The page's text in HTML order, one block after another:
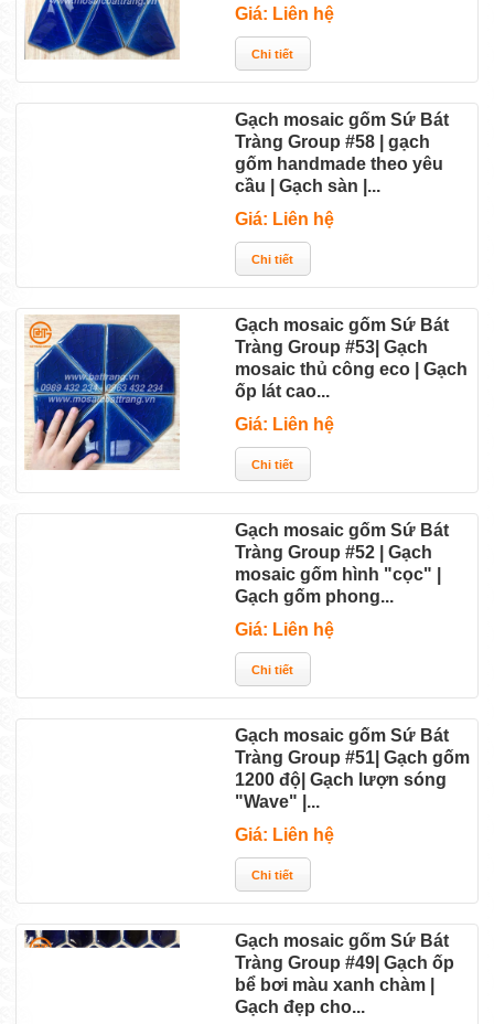
Giá: Liên hệ
Gạch mosaic gốm Sứ Bát
Tràng Group #58 | gạch
gốm handmade theo yêu
cầu | Gạch sàn |...
Giá: Liên hệ
Gạch mosaic gốm Sứ Bát
Tràng Group #53| Gạch
mosaic thủ công eco | Gạch
ốp lát cao...
Giá: Liên hệ
Gạch mosaic gốm Sứ Bát
Tràng Group #52 | Gạch
mosaic gốm hình "cọc" |
Gạch gốm phong...
Giá: Liên hệ
Gạch mosaic gốm Sứ Bát
Tràng Group #51| Gạch gốm
1200 độ| Gạch lượn sóng
"Wave" |...
Giá: Liên hệ
Gạch mosaic gốm Sứ Bát
Tràng Group #49| Gạch ốp
bể bơi màu xanh chàm |
Gạch đẹp cho...